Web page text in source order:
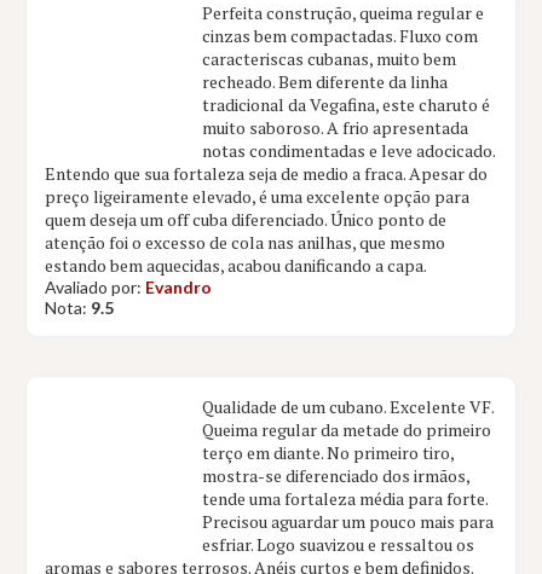
Perfeita construção, queima regular e
cinzas bem compactadas. Fluxo com
caracteriscas cubanas, muito bem
recheado. Bem diferente da linha
tradicional da Vegafina, este charuto é
muito saboroso. A frio apresentada
notas condimentadas e leve adocicado.
Entendo que sua fortaleza seja de medio a fraca. Apesar do
preço ligeiramente elevado, é uma excelente opção para
quem deseja um off cuba diferenciado. Único ponto de
atenção foi o excesso de cola nas anilhas, que mesmo
estando bem aquecidas, acabou danificando a capa.
Avaliado por: Evandro
Nota: 9.5
Qualidade de um cubano. Excelente VF.
Queima regular da metade do primeiro
terço em diante. No primeiro tiro,
mostra-se diferenciado dos irmãos,
tende uma fortaleza média para forte.
Precisou aguardar um pouco mais para
esfriar. Logo suavizou e ressaltou os
aromas e sabores terrosos. Anéis curtos e bem definidos.